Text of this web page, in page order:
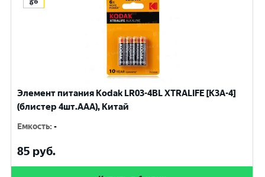
Элемент питания Kodak LR03-4BL XTRALIFE [K3A-4]
(блистер 4шт.AАА), Китай
Емкость:-
85 руб.